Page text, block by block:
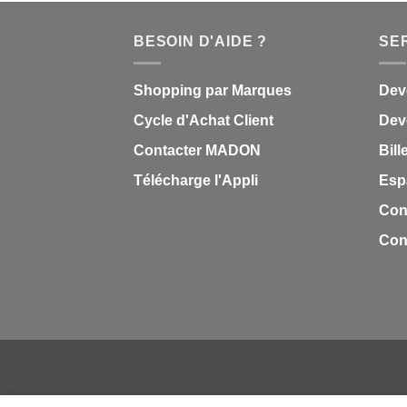
BESOIN D'AIDE ?
Shopping par Marques
Cycle d'Achat Client
Contacter MADON
Télécharge l'Appli